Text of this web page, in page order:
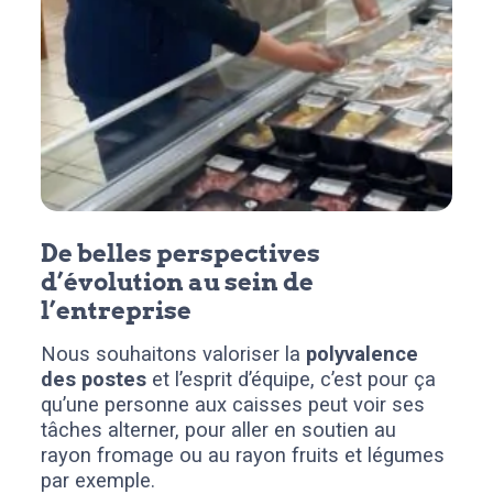
De belles perspectives
d’évolution au sein de
l’entreprise
Nous souhaitons valoriser la polyvalence
des postes et l’esprit d’équipe, c’est pour ça
qu’une personne aux caisses peut voir ses
tâches alterner, pour aller en soutien au
rayon fromage ou au rayon fruits et légumes
par exemple.